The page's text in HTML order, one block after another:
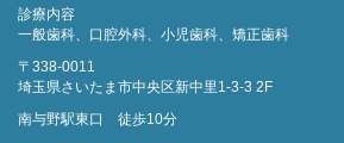
診療内容
一般歯科、口腔外科、小児歯科、矯正歯科
〒338-0011
埼玉県さいたま市中央区新中里1-3-3 2F
南与野駅東口 徒歩10分